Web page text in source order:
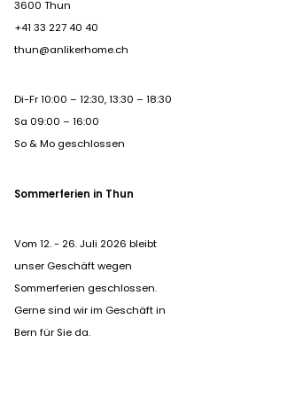
3600 Thun
+41 33 227 40 40
thun@anlikerhome.ch
Di-Fr 10:00 – 12:30, 13:30 – 18:30
Sa 09:00 – 16:00
So & Mo geschlossen
Sommerferien in Thun
Vom 12. - 26. Juli 2026 bleibt
unser Geschäft wegen
Sommerferien geschlossen.
Gerne sind wir im Geschäft in
Bern für Sie da.